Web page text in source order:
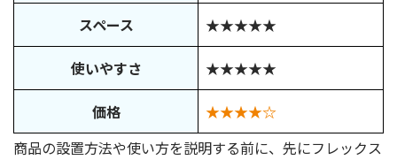
スペース ★★★★★
使いやすさ ★★★★★
価格
★★★★☆
商品の設置方法や使い方を説明する前に、先にフレックス